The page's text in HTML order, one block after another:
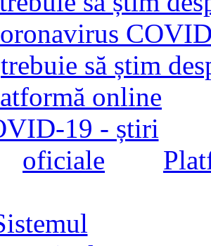
trebuie să știm